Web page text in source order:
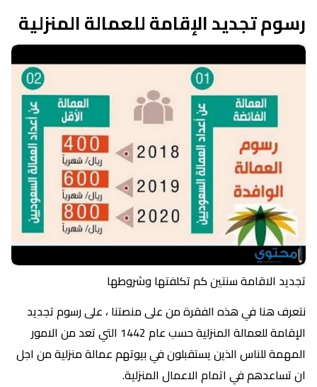
رسوم تجديد الإقامة للعمالة المنزلية
تجديد الاقامة سنتين كم تكلفتها وشروطها
نتعرف هنا في هذه الفقرة من على منصتنا ، على رسوم تجديد
الإقامة للعمالة المنزلية حسب عام 1442 التي تعد من الامور
المهمة للناس الذين يستقبلون في بيوتهم عمالة منزلية من اجل
ان تساعدهم في اتمام الاعمال المنزلية.